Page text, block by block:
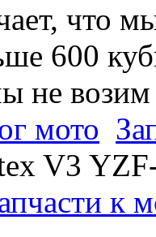
что
600
не
мото
V3
к